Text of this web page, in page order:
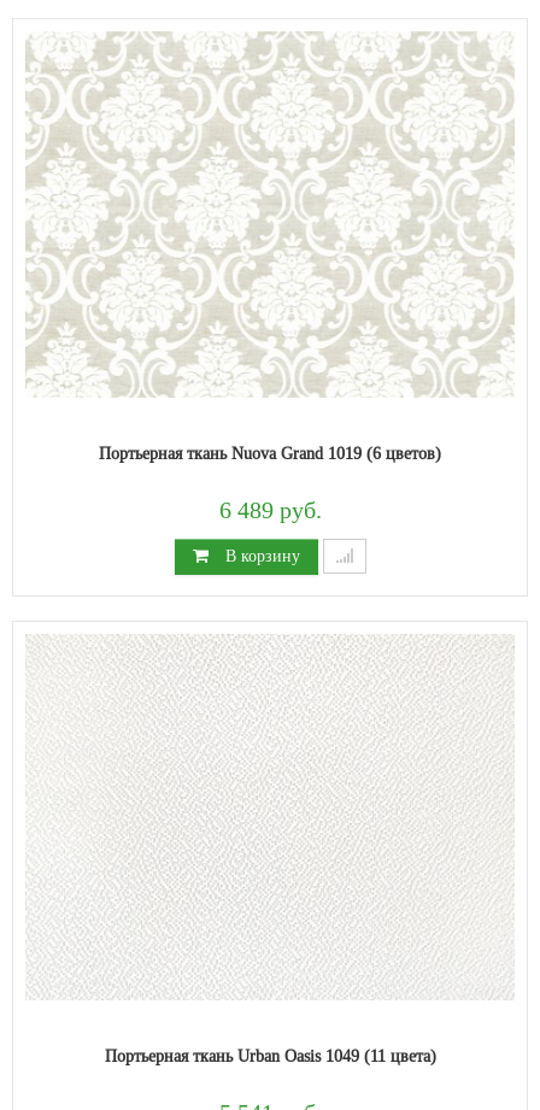
Портьерная ткань Nuova Grand 1019 (6 цветов)
6 489 руб.
В корзину
Портьерная ткань Urban Oasis 1049 (11 цвета)